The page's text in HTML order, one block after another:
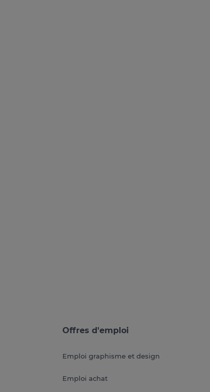
Offres d'emploi
Emploi graphisme et design
Emploi achat